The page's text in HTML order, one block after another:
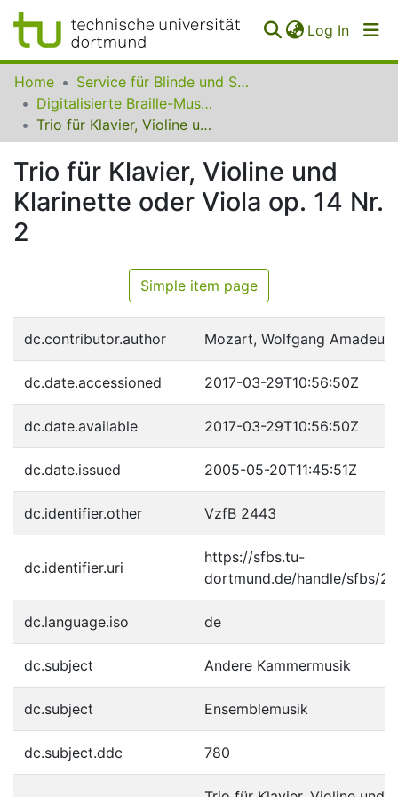
Log In
Communities
Collections
FAQ
Home
Service für Blinde und Sehbehinderte der UB Dortmund
Digitalisierte Braille-Musik-Matrizen des VzfB
Trio für Klavier, Violine und Klarinette oder Viola op. 14 Nr. 2
Trio für Klavier, Violine und
Klarinette oder Viola op. 14 Nr.
2
Simple item page
dc.contributor.author Mozart, Wolfgang Amadeus
dc.date.accessioned 2017-03-29T10:56:50Z
dc.date.available 2017-03-29T10:56:50Z
dc.date.issued 2005-05-20T11:45:51Z
dc.identifier.other VzfB 2443
dc.identifier.uri
https://sfbs.tu-
dortmund.de/handle/sfbs/
dc.language.iso de
dc.subject Andere Kammermusik
dc.subject Ensemblemusik
dc.subject.ddc 780